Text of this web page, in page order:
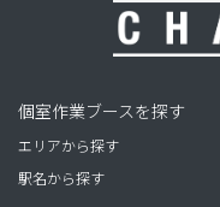
個室作業ブースを探す
エリアから探す
駅名から探す